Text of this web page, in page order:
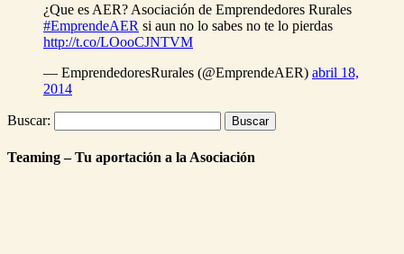
¿Que es AER? Asociación de Emprendedores Rurales
#EmprendeAER si aun no lo sabes no te lo pierdas
http://t.co/LOooCJNTVM
— EmprendedoresRurales (@EmprendeAER) abril 18,
2014
Buscar:
Teaming – Tu aportación a la Asociación